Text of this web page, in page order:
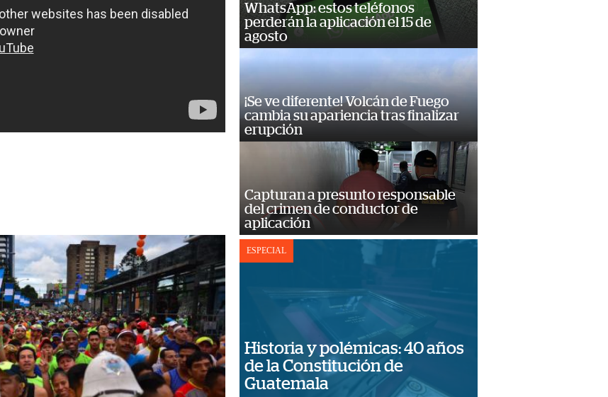
WhatsApp: estos teléfonos
perderán la aplicación el 15 de
agosto
¡Se ve diferente! Volcán de Fuego
cambia su apariencia tras finalizar
erupción
Capturan a presunto responsable
del crimen de conductor de
aplicación
ESPECIAL
Historia y polémicas: 40 años
de la Constitución de
Guatemala